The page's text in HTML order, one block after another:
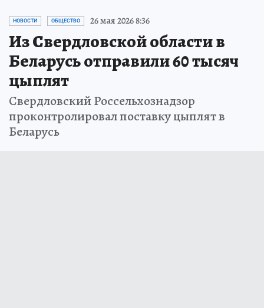
НОВОСТИ ОБЩЕСТВО 26 мая 2026 8:36
Из Свердловской области в
Беларусь отправили 60 тысяч
цыплят
Свердловский Россельхознадзор
проконтролировал поставку цыплят в
Беларусь